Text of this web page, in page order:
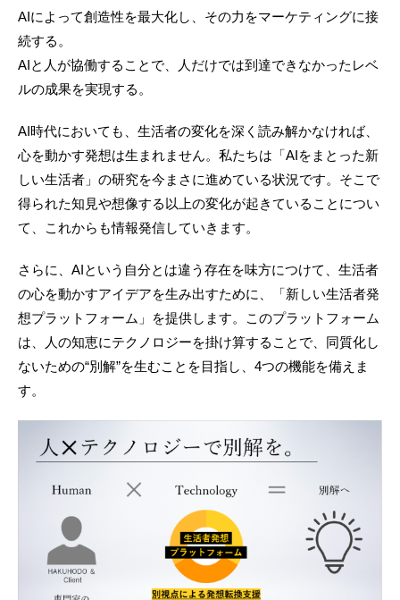
AIによって創造性を最大化し、その力をマーケティングに接
続する。
AIと人が協働することで、人だけでは到達できなかったレベ
ルの成果を実現する。
AI時代においても、生活者の変化を深く読み解かなければ、
心を動かす発想は生まれません。私たちは「AIをまとった新
しい生活者」の研究を今まさに進めている状況です。そこで
得られた知見や想像する以上の変化が起きていることについ
て、これからも情報発信していきます。
さらに、AIという自分とは違う存在を味方につけて、生活者
の心を動かすアイデアを生み出すために、「新しい生活者発
想プラットフォーム」を提供します。このプラットフォーム
は、人の知恵にテクノロジーを掛け算することで、同質化し
ないための“別解”を生むことを目指し、4つの機能を備えま
す。